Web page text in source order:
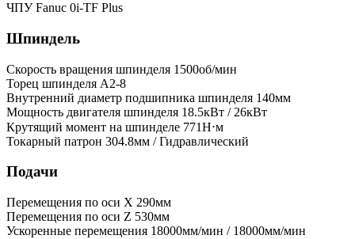
ЧПУ Fanuc 0i-TF Plus
Шпиндель
Скорость вращения шпинделя 1500об/мин
Торец шпинделя A2-8
Внутренний диаметр подшипника шпинделя 140мм
Мощность двигателя шпинделя 18.5кВт / 26кВт
Крутящий момент на шпинделе 771Н⋅м
Токарный патрон 304.8мм / Гидравлический
Подачи
Перемещения по оси X 290мм
Перемещения по оси Z 530мм
Ускоренные перемещения 18000мм/мин / 18000мм/мин